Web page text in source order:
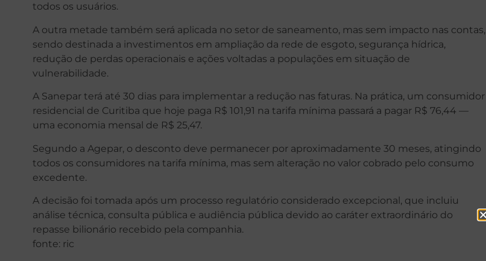
todos os usuários.
A outra metade também será aplicada no setor de saneamento, mas sem impacto nas contas,
sendo destinada a investimentos em ampliação da rede de esgoto, segurança hídrica,
redução de perdas operacionais e ações voltadas a populações em situação de
vulnerabilidade.
A Sanepar terá até 30 dias para implementar a redução nas faturas. Na prática, um consumidor
residencial de Curitiba que hoje paga R$ 101,91 na tarifa mínima passará a pagar R$ 76,44 —
uma economia mensal de R$ 25,47.
Segundo a Agepar, o desconto deve permanecer por aproximadamente 30 meses, atingindo
todos os consumidores na tarifa mínima, mas sem alteração no valor cobrado pelo consumo
excedente.
A decisão foi tomada após um processo regulatório considerado excepcional, que incluiu
análise técnica, consulta pública e audiência pública devido ao caráter extraordinário do
repasse bilionário recebido pela companhia.
fonte: ric